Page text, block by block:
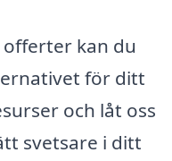
kan du
för ditt
och låt oss
svetsare i ditt